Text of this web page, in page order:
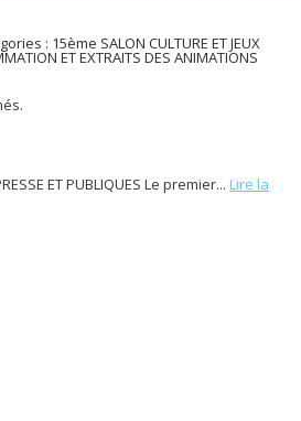
ET PUBLIQUES Le premier... Lire la
: 15ème SALON CULTURE ET JEUX
ET EXTRAITS DES ANIMATIONS